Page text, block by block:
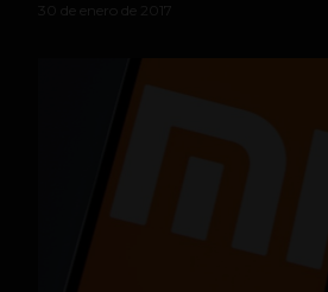
30 de enero de 2017